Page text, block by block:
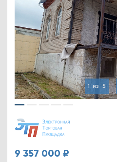
1 из 5
9 357 000 ₽